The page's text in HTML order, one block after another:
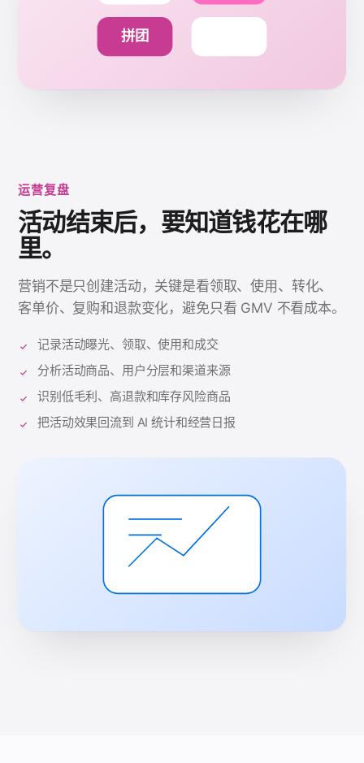
拼团
运营复盘
活动结束后，要知道钱花在哪
里。
营销不是只创建活动，关键是看领取、使用、转化、
客单价、复购和退款变化，避免只看 GMV 不看成本。
记录活动曝光、领取、使用和成交
分析活动商品、用户分层和渠道来源
识别低毛利、高退款和库存风险商品
把活动效果回流到 AI 统计和经营日报